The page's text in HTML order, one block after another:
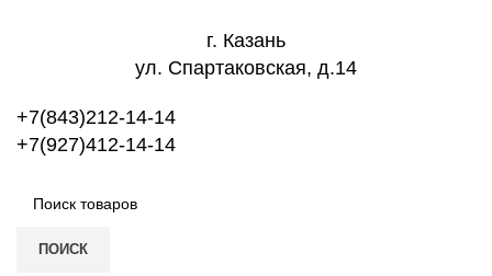
г. Казань
ул. Спартаковская, д.14
+7(843)212-14-14
+7(927)412-14-14
ПОИСК